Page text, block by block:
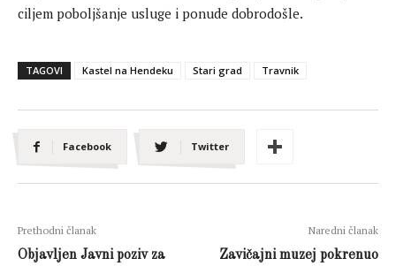
ciljem poboljšanje usluge i ponude dobrodošle.
TAGOVI Kastel na Hendeku Stari grad Travnik
Facebook Twitter
Prethodni članak
Objavljen Javni poziv za
Naredni članak
Zavičajni muzej pokrenuo